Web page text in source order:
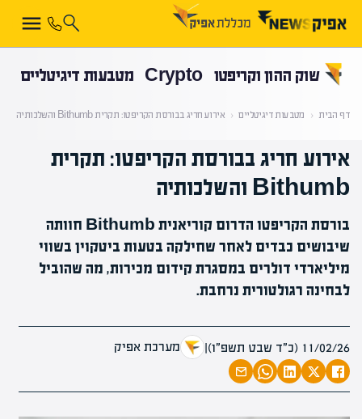
שוק ההון וקריפטו Crypto מטבעות דיגיטליים
דף הבית ‹ מטבעות דיגיטליים ‹ אירוע חריג בבורסת הקריפטו: תקרית Bithumb והשלכותיה
אירוע חריג בבורסת הקריפטו: תקרית
Bithumb והשלכותיה
בורסת הקריפטו הדרום קוריאנית Bithumb חוותה
שיבושים כבדים לאחר שחילקה בטעות ביטקוין בשווי
מיליארדי דולרים במסגרת קידום מכירות, מה שהוביל
לבחינה רגולטורית נרחבת.
11/02/26 (כ״ד שבט תשפ״ו) | מערכת אפיק